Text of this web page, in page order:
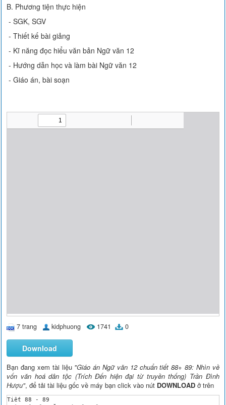
B. Phương tiện thực hiện
- SGK, SGV
- Thiết kế bài giảng
- Kĩ năng đọc hiểu văn bản Ngữ văn 12
- Hướng dẫn học và làm bài Ngữ văn 12
- Giáo án, bài soạn
7 trang kidphuong 1741 0
Download
Bạn đang xem tài liệu "Giáo án Ngữ văn 12 chuẩn tiết 88+ 89: Nhìn về
vốn văn hoá dân tộc (Trích Đến hiện đại từ truyền thống) Trần Đình
Hượu", để tải tài liệu gốc về máy bạn click vào nút DOWNLOAD ở trên
Tiết 88 - 89